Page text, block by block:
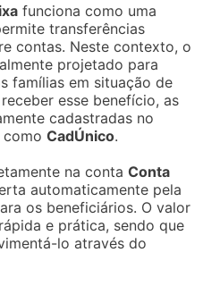
funciona como uma
transferências
contas. Neste contexto, o
projetado para
famílias em situação de
esse benefício, as
cadastradas no
comoCadÚnico.
na contaConta
automaticamente pela
os beneficiários. O valor
e prática, sendo que
lo através do